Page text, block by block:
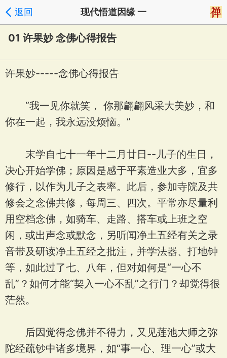
返回 现代悟道因缘 一
01 许果妙 念佛心得报告
许果妙-----念佛心得报告
“我一见你就笑， 你那翩翩风采大美妙，和
你在一起，我永远没烦恼。”
末学自七十一年十二月廿日--儿子的生日，
决心开始学佛；原因是感于平素造业大多，宜多
修行，以作为儿子之表率。此后，参加寺院及共
修会之念佛共修，每周三、四次。平常亦尽量利
用空档念佛，如骑车、走路、搭车或上班之空
闲，或出声念或默念，另听闻净土五经有关之录
音带及研读净土五经之批注，并学法器、打地钟
等，如此过了七、八年，但对如何是“一心不
乱”？如何才能“契入一心不乱”之行门？却觉得很
茫然。
后因觉得念佛并不得力，又见莲池大师之弥
陀经疏钞中诸多境界，如“事一心、理一心”或大